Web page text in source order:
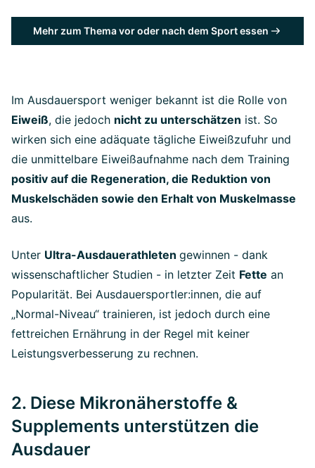
Mehr zum Thema vor oder nach dem Sport essen
Im Ausdauersport weniger bekannt ist die Rolle von
Eiweiß, die jedoch nicht zu unterschätzen ist. So
wirken sich eine adäquate tägliche Eiweißzufuhr und
die unmittelbare Eiweißaufnahme nach dem Training
positiv auf die Regeneration, die Reduktion von
Muskelschäden sowie den Erhalt von Muskelmasse
aus.
Unter Ultra-Ausdauerathleten gewinnen - dank
wissenschaftlicher Studien - in letzter Zeit Fette an
Popularität. Bei Ausdauersportler:innen, die auf
„Normal-Niveau“ trainieren, ist jedoch durch eine
fettreichen Ernährung in der Regel mit keiner
Leistungsverbesserung zu rechnen.
2. Diese Mikronäherstoffe &
Supplements unterstützen die
Ausdauer